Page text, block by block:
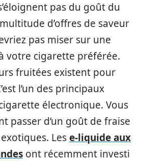
pas du goût du
d’offres de saveur
pas miser sur une
votre cigarette préférée.
fruitées existent pour
l’un des principaux
électronique. Vous
passer d’un goût de fraise
Lese-liquide aux
ont récemment investi